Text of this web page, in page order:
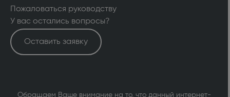
Пожаловаться руководству
У вас остались вопросы?
Оставить заявку
Обращаем Ваше внимание на то, что данный интернет-